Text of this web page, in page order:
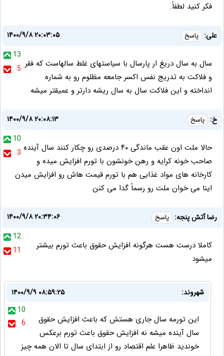
فکر کنید لطفاً.
علی: پاسخ
۱۴۰۰/۹/۸ ۲۰:۰۳:۰۵
13
5 سال به سال دریغ ار پارسال با سیاستهای غلط سالهاست که فقر
و فلاکت به تدریج نفس اکسر جامعه مظلوم رو به شماره
انداخته و این فلاکت سال به سال ریشه دارتر و عمیقتر میشه
خ: پاسخ
۱۴۰۰/۹/۸ ۲۰:۰۸:۱۳
10
3 حالا ملت اون عقب ماندگی ۴۰ درصدی رو چکار کنند سال آینده
صاحب خونه کرایه و رهن خونشون با تورم افزایش میده و
کارخانه های مواد غذایی هم با تورم قیمت هاش رو افزایش میدن
اینا می خوان ملت رو رسماً گدا می کنن
رضا آتش پنجه: پاسخ
۱۴۰۰/۹/۸ ۲۰:۳۴:۰۶
12
11
کاملا درست هست هرگونه افزایش حقوق باعث تورم بیشتر
میشود
شهروند:
۱۴۰۰/۹/۹ ۰۸:۵۹:۲۵
10
6
این تورمه سال جاری هستش که باعث افزایش حقوق
سال آینده میشه نه افزایش حقوق باعث تورم برعکس
خوندید ظاهرا علم اقتصاد رو از ابتدای سال تا الان همه چیز